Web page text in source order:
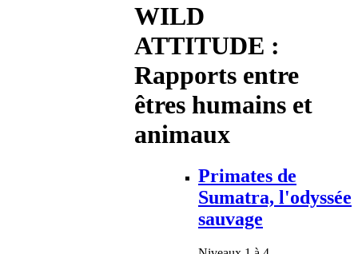
WILD
ATTITUDE :
Rapports entre
êtres humains et
animaux
Primates de
Sumatra, l'odyssée
sauvage